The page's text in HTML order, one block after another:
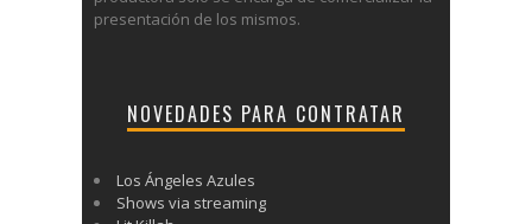
presentación de los mismos.
NOVEDADES PARA CONTRATAR
Los Ángeles Azules
Shows via streaming